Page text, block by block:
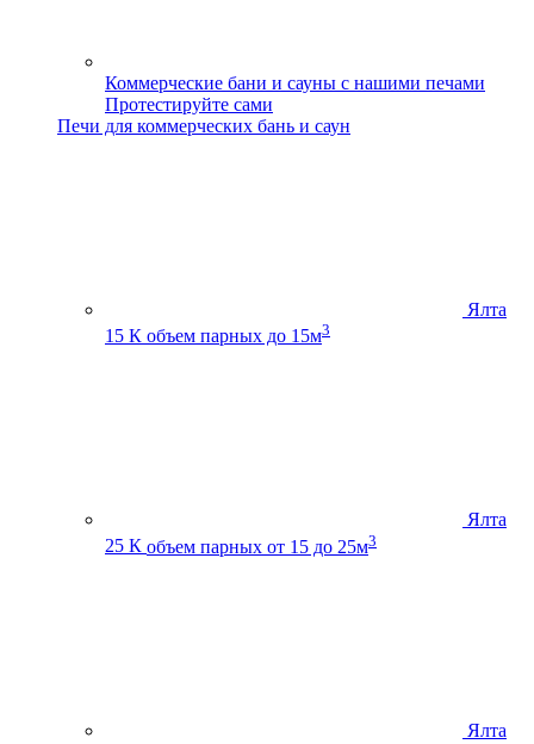
Коммерческие бани и сауны с нашими печами
Протестируйте сами
Печи для коммерческих бань и саун
Ялта
15 К объем парных до 15м3
Ялта
25 К объем парных от 15 до 25м3
Ялта